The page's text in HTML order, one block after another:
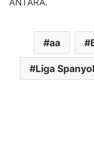
aa
Liga Spanyol